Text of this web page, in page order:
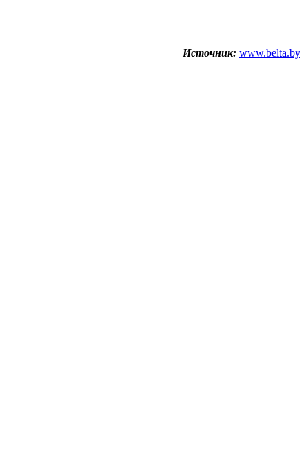
Источник: www.belta.by